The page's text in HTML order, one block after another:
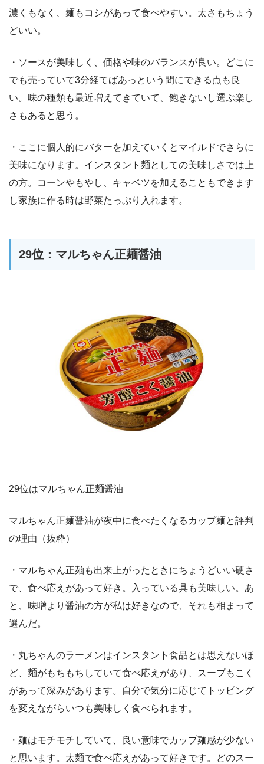
濃くもなく、麺もコシがあって食べやすい。太さもちょう
どいい。
・ソースが美味しく、価格や味のバランスが良い。どこに
でも売っていて3分経てばあっという間にできる点も良
い。味の種類も最近増えてきていて、飽きないし選ぶ楽し
さもあると思う。
・ここに個人的にバターを加えていくとマイルドでさらに
美味になります。インスタント麺としての美味しさでは上
の方。コーンやもやし、キャベツを加えることもできます
し家族に作る時は野菜たっぷり入れます。
29位：マルちゃん正麺醤油
29位はマルちゃん正麺醤油
マルちゃん正麺醤油が夜中に食べたくなるカップ麺と評判
の理由（抜粋）
・マルちゃん正麺も出来上がったときにちょうどいい硬さ
で、食べ応えがあって好き。入っている具も美味しい。あ
と、味噌より醤油の方が私は好きなので、それも相まって
選んだ。
・丸ちゃんのラーメンはインスタント食品とは思えないほ
ど、麺がもちもちしていて食べ応えがあり、スープもこく
があって深みがあります。自分で気分に応じてトッピング
を変えながらいつも美味しく食べられます。
・麺はモチモチしていて、良い意味でカップ麺感が少ない
と思います。太麺で食べ応えがあって好きです。どのスー